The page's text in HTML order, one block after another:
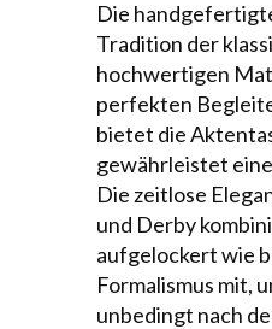
Die
Tradition der
hochwertigen
perfekten
bietet die
gewährleistet
Die zeitlose
und Derby
aufgelockert wie
Formalismus mit,
unbedingt nach